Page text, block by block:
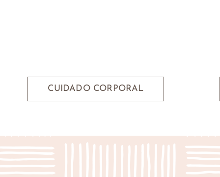
CUIDADO CORPORAL